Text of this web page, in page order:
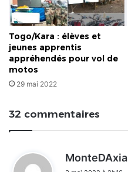
Togo/Kara : élèves et
jeunes apprentis
appréhendés pour vol de
motos
29 mai 2022
32 commentaires
MonteDAxia